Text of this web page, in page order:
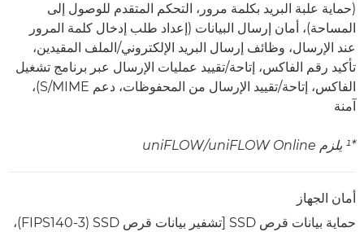
(حماية علبة البريد بكلمة مرور، التحكم المتقدم للوصول إلى
المساحة)، أمان إرسال البيانات (إعداد طلب إدخال كلمة المرور
عند الإرسال، وظائف إرسال البريد الإلكتروني/الملف المقيدين،
تأكيد رقم الفاكس، إتاحة/تقييد عمليات الإرسال عبر برنامج تشغيل
الفاكس، إتاحة/تقييد الإرسال من المحفوظات، دعم S/MIME)،
آمنة
*¹ يلزم uniFLOW Online/‏uniFLOW
أمان الجهاز
حماية بيانات قرص SSD [تشفير بيانات قرص SSD ‏(FIPS140-3)،